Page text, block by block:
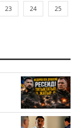
23 24
25